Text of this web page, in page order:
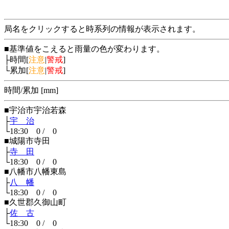
局名をクリックすると時系列の情報が表示されます。
■基準値をこえると雨量の色が変わります。
├時間[注意|警戒]
└累加[注意|警戒]
時間/累加 [mm]
■宇治市宇治若森
├宇 治
└18:30 0 / 0
■城陽市寺田
├寺 田
└18:30 0 / 0
■八幡市八幡東島
├八 幡
└18:30 0 / 0
■久世郡久御山町
├佐 古
└18:30 0 / 0